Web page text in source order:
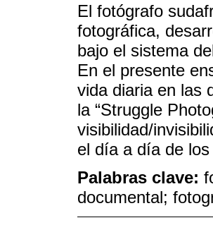
El fotógrafo
fotográfica,
bajo el sistema
En el presente
vida diaria en las
la “Struggle
visibilidad/
el día a día de
Palabras clave:
documental;